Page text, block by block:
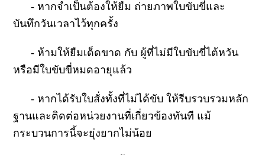
- หากจำเป็นต้องให้ยืม ถ่ายภาพใบขับขี่และ
บันทึกวันเวลาไว้ทุกครั้ง
- ห้ามให้ยืมเด็ดขาด กับ ผู้ที่ไม่มีใบขับขี่ไต้หวัน
หรือมีใบขับขี่หมดอายุแล้ว
- หากได้รับใบสั่งทั้งที่ไม่ได้ขับ ให้รีบรวบรวมหลัก
ฐานและติดต่อหน่วยงานที่เกี่ยวข้องทันที แม้
กระบวนการนี้จะยุ่งยากไม่น้อย